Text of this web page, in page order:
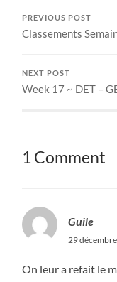
PREVIOUS POST
Classements
NEXT POST
Week 17 ~ DET –
1 Comment
Guile
29
On leur a refait le